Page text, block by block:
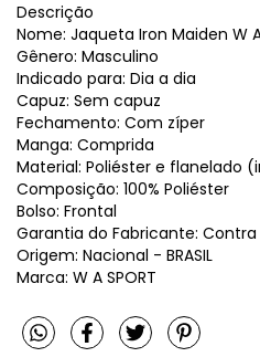
Descrição
Nome: Jaqueta Iron Maiden W
Gênero: Masculino
Indicado para: Dia a dia
Capuz: Sem capuz
Fechamento: Com zíper
Manga: Comprida
Material: Poliéster e flanelado
Composição: 100% Poliéster
Bolso: Frontal
Garantia do Fabricante:
Origem: Nacional - BRASIL
Marca: W A SPORT